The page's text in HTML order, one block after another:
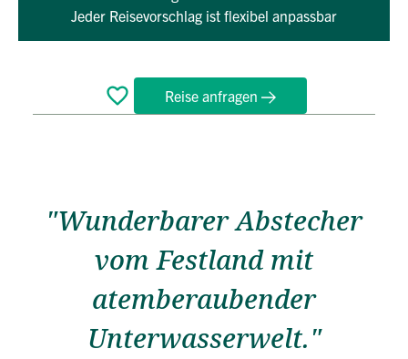
Jeder Reisevorschlag ist flexibel anpassbar
Reise anfragen
Überblick Reiseverlauf Termine FAQ
"Wunderbarer Abstecher
vom Festland mit
atemberaubender
Unterwasserwelt."